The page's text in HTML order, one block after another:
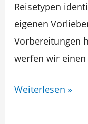
Reisetypen
eigenen
Vorbereitungen
werfen wir einen
Weiterlesen »